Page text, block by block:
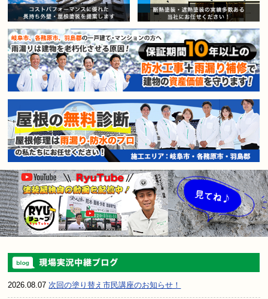
賃貸マンション・アパートオー
2026.08.07次回の塗り替え市民講座のお知らせ！